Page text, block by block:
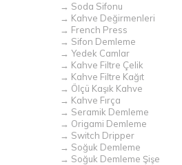
→ Soda Sifonu
→ Kahve Değirmenleri
→ French Press
→ Sifon Demleme
→ Yedek Camlar
→ Kahve Filtre Çelik
→ Kahve Filtre Kağıt
→ Ölçü Kaşık Kahve
→ Kahve Fırça
→ Seramik Demleme
→ Origami Demleme
→ Switch Dripper
→ Soğuk Demleme
→ Soğuk Demleme Şişe